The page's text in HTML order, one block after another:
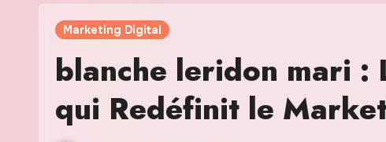
Marketing Digital
blanche leridon mari :
qui Redéfinit le